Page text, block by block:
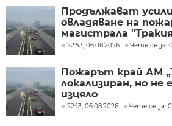
Продължават
овладяване на
магистрала
22:53, 06.08.2026 Чете се за:
Пожарът край АМ
локализиран, но не
изцяло
22:13, 06.08.2026 Чете се за: